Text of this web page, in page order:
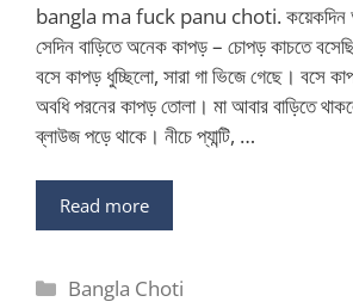
bangla ma fuck panu choti. কয়েকদিন
সেদিন বাড়িতে অনেক কাপড় – চোপড় কাচতে
বসে কাপড় ধুচ্ছিলো, সারা গা ভিজে গেছে। বসে
অবধি পরনের কাপড় তোলা। মা আবার বাড়িতে
ব্লাউজ পড়ে থাকে। নীচে প্যান্টি, …
Read more
Categories
Bangla Choti